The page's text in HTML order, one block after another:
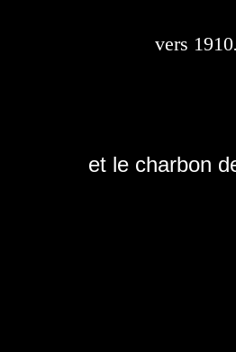
vers 1910.
et le charbon